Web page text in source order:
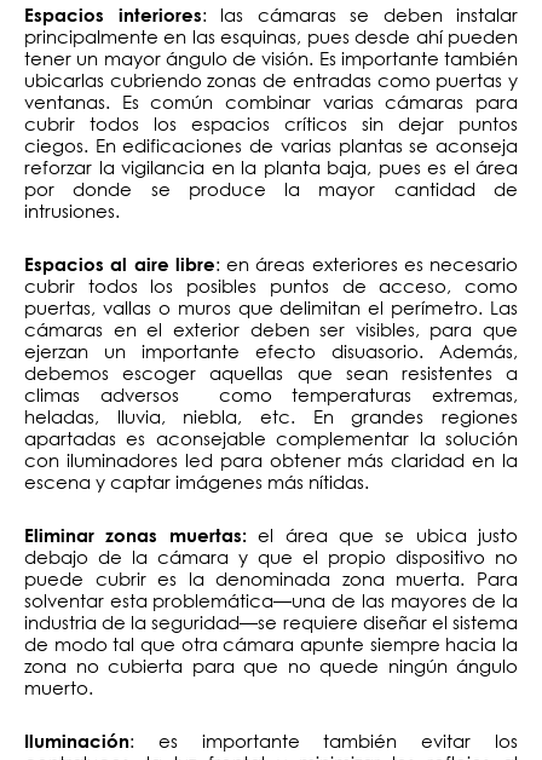
Espacios interiores: las cámaras se deben instalar
principalmente en las esquinas, pues desde ahí pueden
tener un mayor ángulo de visión. Es importante también
ubicarlas cubriendo zonas de entradas como puertas y
ventanas. Es común combinar varias cámaras para
cubrir todos los espacios críticos sin dejar puntos
ciegos. En edificaciones de varias plantas se aconseja
reforzar la vigilancia en la planta baja, pues es el área
por donde se produce la mayor cantidad de
intrusiones.
Espacios al aire libre: en áreas exteriores es necesario
cubrir todos los posibles puntos de acceso, como
puertas, vallas o muros que delimitan el perímetro. Las
cámaras en el exterior deben ser visibles, para que
ejerzan un importante efecto disuasorio. Además,
debemos escoger aquellas que sean resistentes a
climas adversos como temperaturas extremas,
heladas, lluvia, niebla, etc. En grandes regiones
apartadas es aconsejable complementar la solución
con iluminadores led para obtener más claridad en la
escena y captar imágenes más nítidas.
Eliminar zonas muertas:el área que se ubica justo
debajo de la cámara y que el propio dispositivo no
puede cubrir es la denominada zona muerta. Para
solventar esta problemática—una de las mayores de la
industria de la seguridad—se requiere diseñar el sistema
de modo tal que otra cámara apunte siempre hacia la
zona no cubierta para que no quede ningún ángulo
muerto.
Iluminación: es importante también evitar los